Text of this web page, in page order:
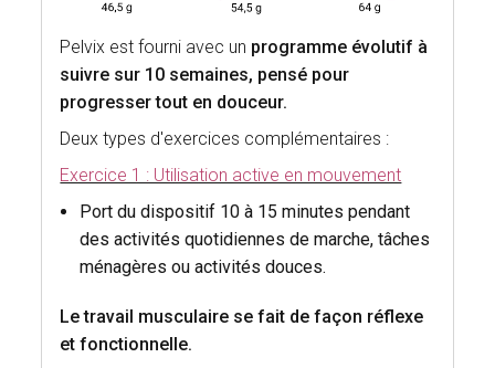
Pelvix est fourni avec un programme évolutif à
suivre sur 10 semaines, pensé pour
progresser tout en douceur.
Deux types d'exercices complémentaires :
Exercice 1 : Utilisation active en mouvement
Port du dispositif 10 à 15 minutes pendant
des activités quotidiennes de marche, tâches
ménagères ou activités douces.
Le travail musculaire se fait de façon réflexe
et fonctionnelle.